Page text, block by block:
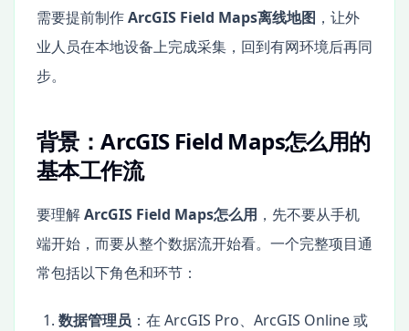
需要提前制作ArcGIS Field Maps离线地图 ，让外
业人员在本地设备上完成采集，回到有网环境后再同
步。
背景：ArcGIS Field Maps怎么用的
基本工作流
要理解ArcGIS Field Maps怎么用 ，先不要从手机
端开始，而要从整个数据流开始看。一个完整项目通
常包括以下角色和环节：
数据管理员 ：在 ArcGIS Pro、ArcGIS Online 或